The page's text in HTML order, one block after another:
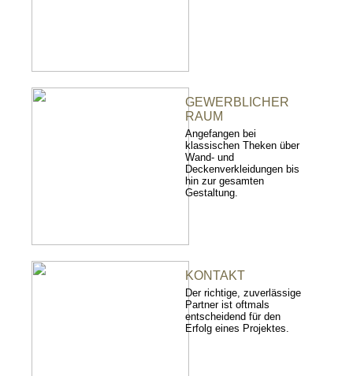
GEWERBLICHER
RAUM
Angefangen bei
klassischen Theken über
Wand- und
Deckenverkleidungen bis
hin zur gesamten
Gestaltung.
KONTAKT
Der richtige, zuverlässige
Partner ist oftmals
entscheidend für den
Erfolg eines Projektes.